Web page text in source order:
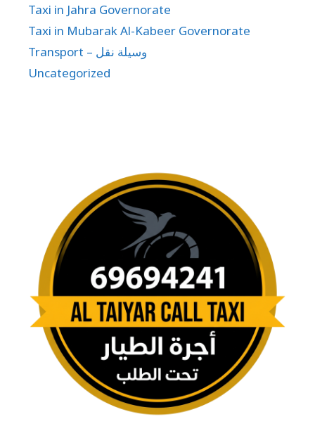
Taxi in Jahra Governorate
Taxi in Mubarak Al-Kabeer Governorate
Transport – وسيلة نقل
Uncategorized